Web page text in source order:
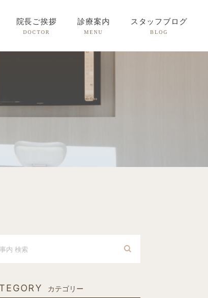
院長ご挨拶
DOCTOR
診療案内
MENU
スタッフブログ
BLOG
カテゴリー